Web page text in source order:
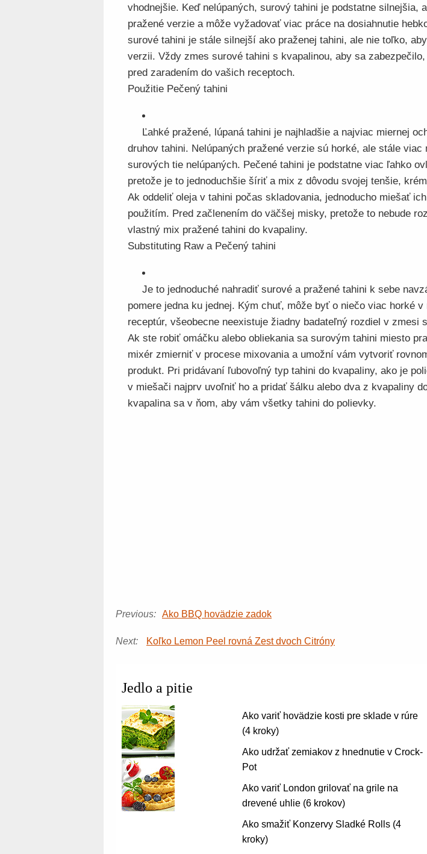
vhodnejšie. Keď nelúpaných, surový tahini je podstatne silnejšia,
pražené verzie a môže vyžadovať viac práce na dosiahnutie
surové tahini je stále silnejší ako praženej tahini, ale nie toľko,
verzii. Vždy zmes surové tahini s kvapalinou, aby sa
pred zaradením do vašich receptoch.
Použitie Pečený tahini
Ľahké pražené, lúpaná tahini je najhladšie a najviac miernej
druhov tahini. Nelúpaných pražené verzie sú horké, ale stále viac
surových tie nelúpaných. Pečené tahini je podstatne viac ľahko
pretože je to jednoduchšie šíriť a mix z dôvodu svojej tenšie,
Ak oddeliť oleja v tahini počas skladovania, jednoducho miešať
použitím. Pred začlenením do väčšej misky, pretože to nebude
vlastný mix pražené tahini do kvapaliny.
Substituting Raw a Pečený tahini
Je to jednoduché nahradiť surové a pražené tahini k sebe
pomere jedna ku jednej. Kým chuť, môže byť o niečo viac horké v
receptúr, všeobecne neexistuje žiadny badateľný rozdiel v zmesi
Ak ste robiť omáčku alebo obliekania sa surovým tahini miesto
mixér zmierniť v procese mixovania a umožní vám vytvoriť
produkt. Pri pridávaní ľubovoľný typ tahini do kvapaliny, ako je
v miešači najprv uvoľniť ho a pridať šálku alebo dva z kvapaliny
kvapalina sa v ňom, aby vám všetky tahini do polievky.
Previous: Ako BBQ hovädzie zadok
Next: Koľko Lemon Peel rovná Zest dvoch Citróny
Jedlo a pitie
Ako variť hovädzie kosti pre sklade v rúre
(4 kroky)
Ako udržať zemiakov z hnednutie v Crock-
Pot
Ako variť London grilovať na grile na
drevené uhlie (6 krokov)
Ako smažiť Konzervy Sladké Rolls (4
kroky)